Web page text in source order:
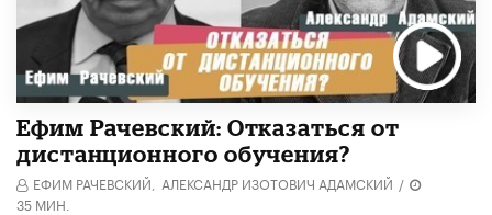
Ефим Рачевский: Отказаться от
дистанционного обучения?
ЕФИМ РАЧЕВСКИЙ, АЛЕКСАНДР ИЗОТОВИЧ АДАМСКИЙ /
35 МИН.